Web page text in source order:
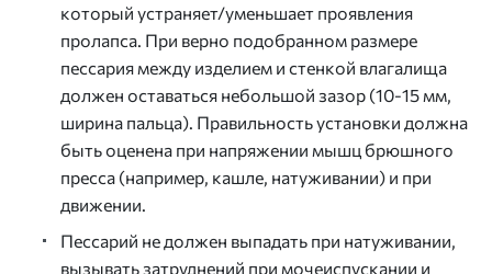
который устраняет/уменьшает проявления
пролапса. При верно подобранном размере
пессария между изделием и стенкой влагалища
должен оставаться небольшой зазор (10-15 мм,
ширина пальца). Правильность установки должна
быть оценена при напряжении мышц брюшного
пресса (например, кашле, натуживании) и при
движении.
Пессарий не должен выпадать при натуживании,
вызывать затруднений при мочеиспускании и